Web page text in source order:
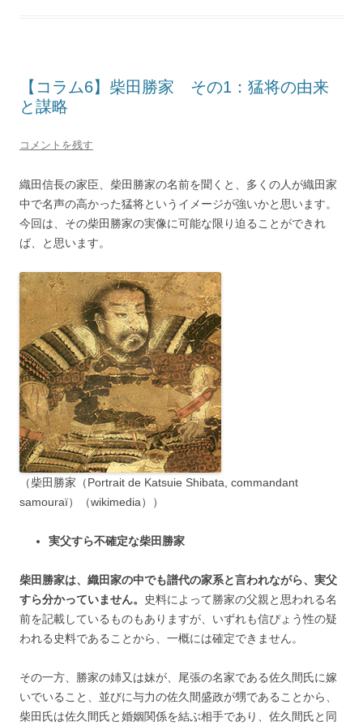
【コラム6】柴田勝家 その1：猛将の由来
と謀略
コメントを残す
織田信長の家臣、柴田勝家の名前を聞くと、多くの人が織田家
中で名声の高かった猛将というイメージが強いかと思います。
今回は、その柴田勝家の実像に可能な限り迫ることができれ
ば、と思います。
（柴田勝家（Portrait de Katsuie Shibata, commandant
samouraï）（wikimedia））
実父すら不確定な柴田勝家
柴田勝家は、織田家の中でも譜代の家系と言われながら、実父
すら分かっていません。
史料によって勝家の父親と思われる名
前を記載しているものもありますが、いずれも信ぴょう性の疑
われる史料であることから、一概には確定できません。
その一方、勝家の姉又は妹が、尾張の名家である佐久間氏に嫁
いでいること、並びに与力の佐久間盛政が甥であることから、
柴田氏は佐久間氏と婚姻関係を結ぶ相手であり、佐久間氏と同